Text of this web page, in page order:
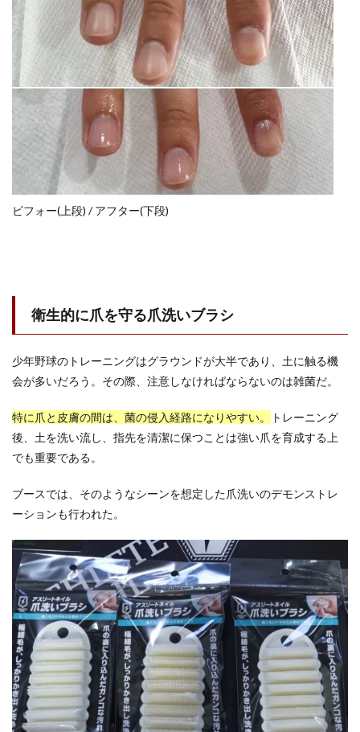
ビフォー(上段) / アフター(下段)
衛生的に爪を守る爪洗いブラシ
少年野球のトレーニングはグラウンドが大半であり、土に触る機
会が多いだろう。その際、注意しなければならないのは雑菌だ。
特に爪と皮膚の間は、菌の侵入経路になりやすい。
トレーニング
後、土を洗い流し、指先を清潔に保つことは強い爪を育成する上
でも重要である。
ブースでは、そのようなシーンを想定した爪洗いのデモンストレ
ーションも行われた。